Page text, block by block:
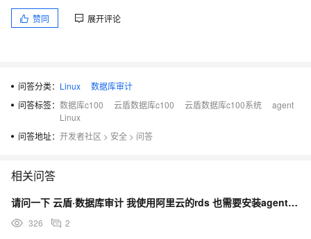
赞同 展开评论
问答分类： Linux
数据库审计
问答标签： 数据库c100 云盾数据库c100 云盾数据库c100系统
agent
Linux
问答地址： 开发者社区 > 安全 > 问答
相关问答
请问一下 云盾·数据库审计 我使用阿里云的rds 也需要安装agent吗？
326 2